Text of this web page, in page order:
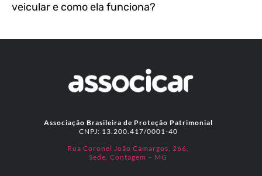
veicular e como ela funciona?
Associação Brasileira de Proteção Patrimonial
CNPJ: 13.200.417/0001-40
Rua Coronel João Camargos, 266,
Sede, Contagem – MG